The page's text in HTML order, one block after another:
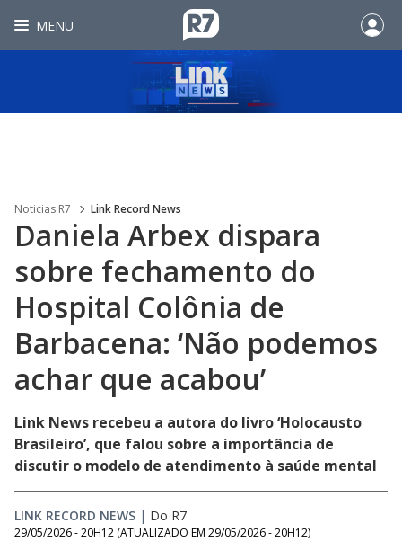
MENU
Noticias R7 Link Record News
Daniela Arbex dispara
sobre fechamento do
Hospital Colônia de
Barbacena: ‘Não podemos
achar que acabou’
Link News recebeu a autora do livro ‘Holocausto
Brasileiro’, que falou sobre a importância de
discutir o modelo de atendimento à saúde mental
LINK RECORD NEWS | Do R7
29/05/2026 - 20H12 (ATUALIZADO EM 29/05/2026 - 20H12)